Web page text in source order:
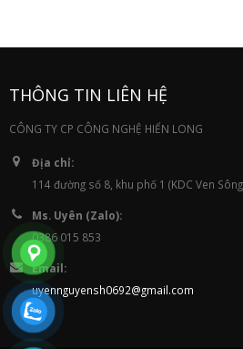
THÔNG TIN LIÊN HỆ
CÔNG TY CP CÔNG NGHỆ HIỂN LONG
Địa chỉ:
114 đường số 8, khu phố 1 (KDC Ven
Ms. Uyên (Zalo):
0386 015 853
Email:
uyennguyensh0692@gmail.com